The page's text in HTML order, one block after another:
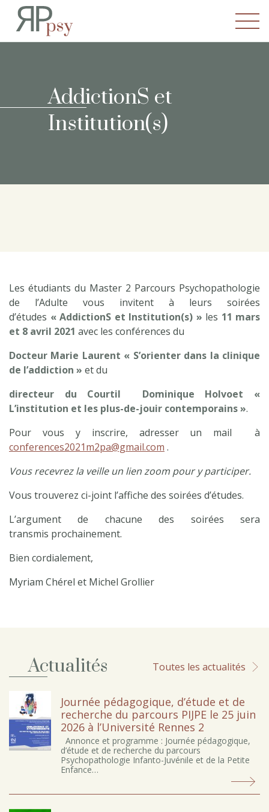
Recherches en
AddictionS et
Institution(s)
Les étudiants du Master 2 Parcours Psychopathologie
de l’Adulte vous invitent à leurs soirées
d’études « AddictionS et Institution(s) » les 11 mars
et 8 avril 2021 avec les conférences du
Docteur Marie Laurent « S’orienter dans la clinique
de l’addiction » et du
directeur du Courtil Dominique Holvoet «
L’institution et les plus-de-jouir contemporains ».
Pour vous y inscrire, adresser un mail à
conferences2021m2pa@gmail.com .
Vous recevrez la veille un lien zoom pour y participer.
Vous trouverez ci-joint l’affiche des soirées d’études.
L’argument de chacune des soirées sera
transmis prochainement.
Bien cordialement,
Myriam Chérel et Michel Grollier
Actualités Toutes les actualités
Journée pédagogique, d’étude et de
recherche du parcours PIJPE le 25 juin
2026 à l’Université Rennes 2
Annonce et programme : Journée pédagogique,
d’étude et de recherche du parcours
Psychopathologie Infanto-Juvénile et de la Petite
Enfance…